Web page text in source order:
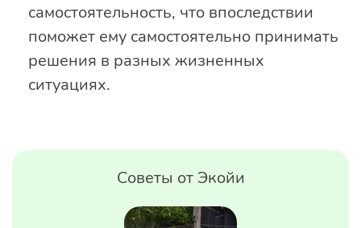
самостоятельность, что впоследствии
поможет ему самостоятельно принимать
решения в разных жизненных
ситуациях.
Советы от Экойи